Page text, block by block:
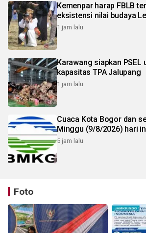
Kemenpar harap FBLB
eksistensi nilai budaya
1 jam lalu
Karawang siapkan PSEL
kapasitas TPA Jalupang
1 jam lalu
Cuaca Kota Bogor dan
Minggu (9/8/2026) hari
5 jam lalu
Foto